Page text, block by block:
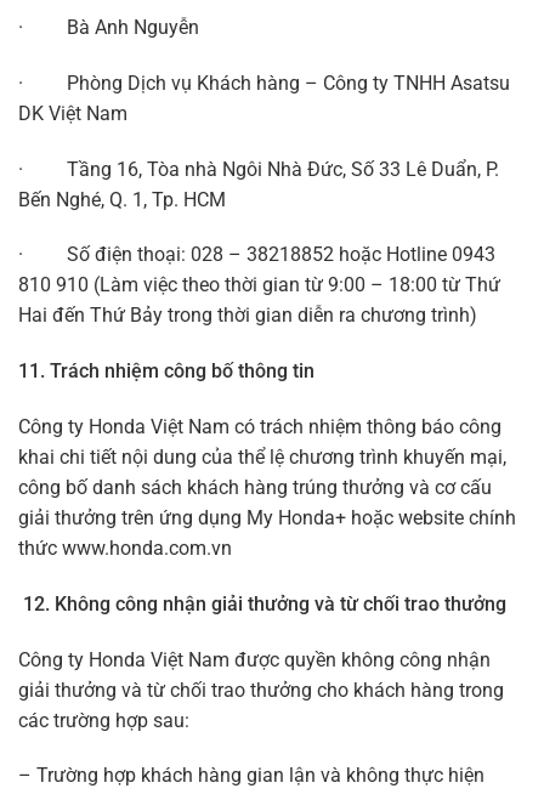
· Bà Anh Nguyễn
· Phòng Dịch vụ Khách hàng – Công ty TNHH Asatsu
DK Việt Nam
· Tầng 16, Tòa nhà Ngôi Nhà Đức, Số 33 Lê Duẩn, P.
Bến Nghé, Q. 1, Tp. HCM
· Số điện thoại: 028 – 38218852 hoặc Hotline 0943
810 910 (Làm việc theo thời gian từ 9:00 – 18:00 từ Thứ
Hai đến Thứ Bảy trong thời gian diễn ra chương trình)
11. Trách nhiệm công bố thông tin
Công ty Honda Việt Nam có trách nhiệm thông báo công
khai chi tiết nội dung của thể lệ chương trình khuyến mại,
công bố danh sách khách hàng trúng thưởng và cơ cấu
giải thưởng trên ứng dụng My Honda+ hoặc website chính
thức www.honda.com.vn
12. Không công nhận giải thưởng và từ chối trao thưởng
Công ty Honda Việt Nam được quyền không công nhận
giải thưởng và từ chối trao thưởng cho khách hàng trong
các trường hợp sau:
– Trường hợp khách hàng gian lận và không thực hiện